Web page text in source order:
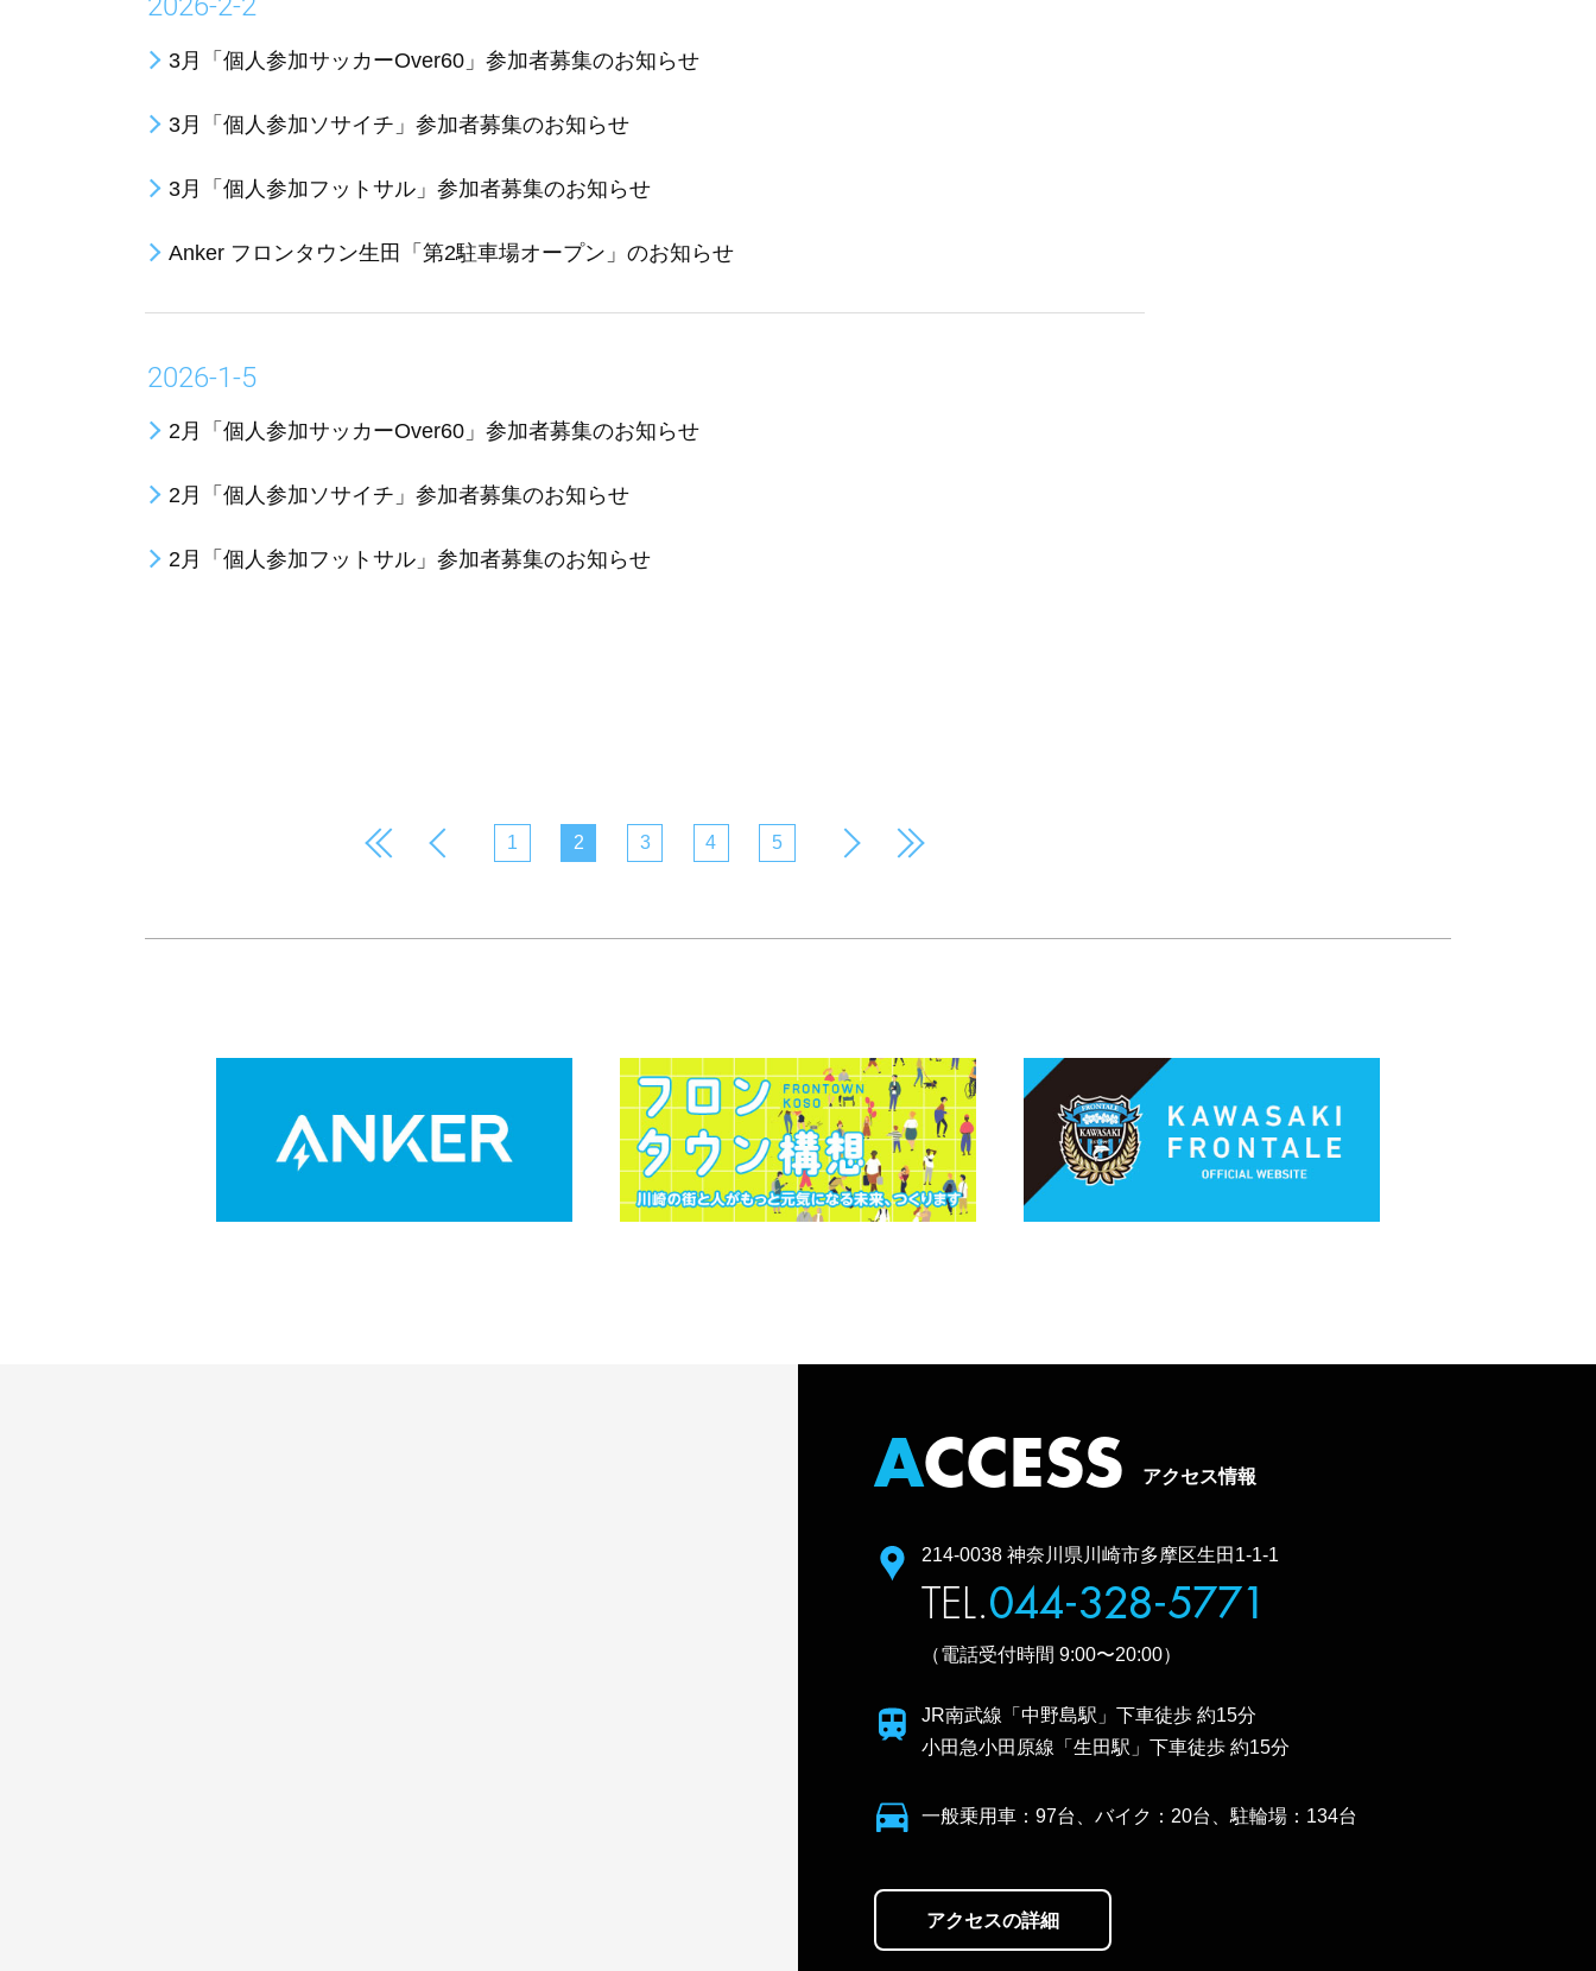
3月「個人参加サッカーOver60」参加者募集のお知らせ
3月「個人参加ソサイチ」参加者募集のお知らせ
3月「個人参加フットサル」参加者募集のお知らせ
Anker フロンタウン生田「第2駐車場オープン」のお知らせ
2026-1-5
2月「個人参加サッカーOver60」参加者募集のお知らせ
2月「個人参加ソサイチ」参加者募集のお知らせ
2月「個人参加フットサル」参加者募集のお知らせ
1 2 3 4 5
ACCESS アクセス情報
住所
214-0038 神奈川県川崎市多摩区生田1-1-1
TEL.044-328-5771
（電話受付時間 9:00〜20:00）
電車利用
JR南武線「中野島駅」下車徒歩 約15分
小田急小田原線「生田駅」下車徒歩 約15分
クルマ利用
一般乗用車：97台、バイク：20台、駐輪場：134台
アクセスの詳細